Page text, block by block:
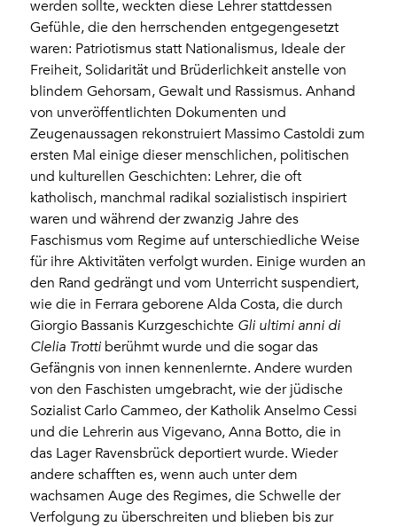
werden sollte, weckten diese Lehrer stattdessen
Gefühle, die den herrschenden entgegengesetzt
waren: Patriotismus statt Nationalismus, Ideale der
Freiheit, Solidarität und Brüderlichkeit anstelle von
blindem Gehorsam, Gewalt und Rassismus. Anhand
von unveröffentlichten Dokumenten und
Zeugenaussagen rekonstruiert Massimo Castoldi zum
ersten Mal einige dieser menschlichen, politischen
und kulturellen Geschichten: Lehrer, die oft
katholisch, manchmal radikal sozialistisch inspiriert
waren und während der zwanzig Jahre des
Faschismus vom Regime auf unterschiedliche Weise
für ihre Aktivitäten verfolgt wurden. Einige wurden an
den Rand gedrängt und vom Unterricht suspendiert,
wie die in Ferrara geborene Alda Costa, die durch
Giorgio Bassanis Kurzgeschichte Gli ultimi anni di
Clelia Trotti berühmt wurde und die sogar das
Gefängnis von innen kennenlernte. Andere wurden
von den Faschisten umgebracht, wie der jüdische
Sozialist Carlo Cammeo, der Katholik Anselmo Cessi
und die Lehrerin aus Vigevano, Anna Botto, die in
das Lager Ravensbrück deportiert wurde. Wieder
andere schafften es, wenn auch unter dem
wachsamen Auge des Regimes, die Schwelle der
Verfolgung zu überschreiten und blieben bis zur